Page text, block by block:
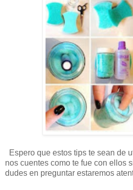
Espero que estos tips te sean de
nos cuentes como te fue con ellos
dudes en preguntar estaremos